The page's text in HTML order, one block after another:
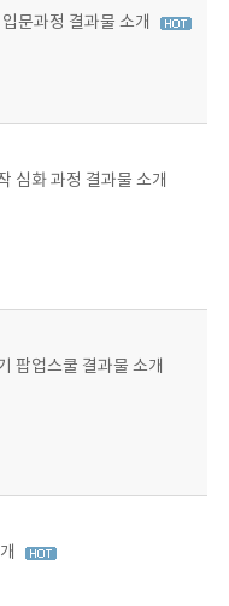
문과정 결과물 소개
심화 과정 결과물 소개
팝업스쿨 결과물 소개